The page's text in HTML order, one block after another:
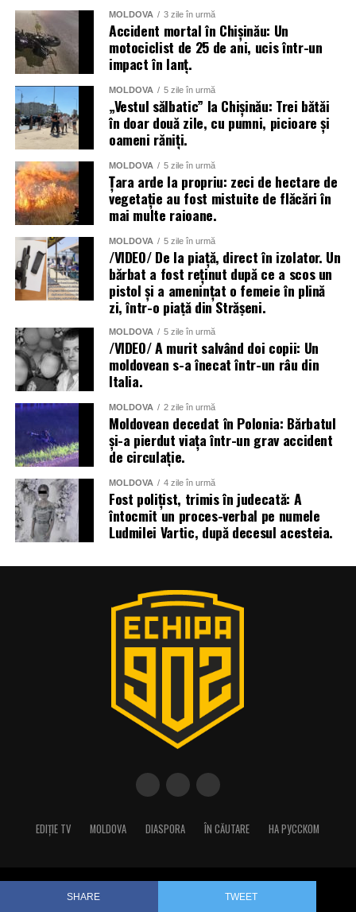
SHARE TWEET
aproape două mii de angajați ai Ministerului Afacerilor
Interne, dar și toate serviciile specializate de nivel local,
raional și național.
Menționăm că meteorologii prognozează vreme instabilă
și pentru următoarele zile.
MOLDOVA 3 zile în urmă
Accident mortal în Chișinău: Un
motociclist de 25 de ani, ucis într-un
impact în lanț.
MOLDOVA 5 zile în urmă
„Vestul sălbatic” la Chișinău: Trei bătăi
în doar două zile, cu pumni, picioare și
oameni răniți.
MOLDOVA 5 zile în urmă
Țara arde la propriu: zeci de hectare de
vegetație au fost mistuite de flăcări în
mai multe raioane.
MOLDOVA 5 zile în urmă
/VIDEO/ De la piață, direct în izolator. Un
bărbat a fost reținut după ce a scos un
pistol și a amenințat o femeie în plină
zi, într-o piață din Strășeni.
MOLDOVA 5 zile în urmă
/VIDEO/ A murit salvând doi copii: Un
moldovean s-a înecat într-un râu din
Italia.
MOLDOVA 2 zile în urmă
Moldovean decedat în Polonia: Bărbatul
și-a pierdut viața într-un grav accident
de circulație.
MOLDOVA 4 zile în urmă
Fost polițist, trimis în judecată: A
întocmit un proces-verbal pe numele
Ludmilei Vartic, după decesul acesteia.
EDIȚIE TV MOLDOVA DIASPORA ÎN CĂUTARE НА РУССКОМ
Copyright © 2023 Echipa 902/Best Production